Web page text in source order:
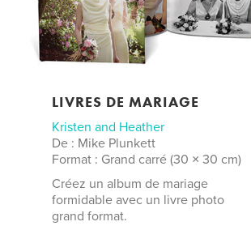
LIVRES DE MARIAGE
Kristen and Heather
De : Mike Plunkett
Format : Grand carré (30 × 30 cm)
Créez un album de mariage
formidable avec un livre photo
grand format.